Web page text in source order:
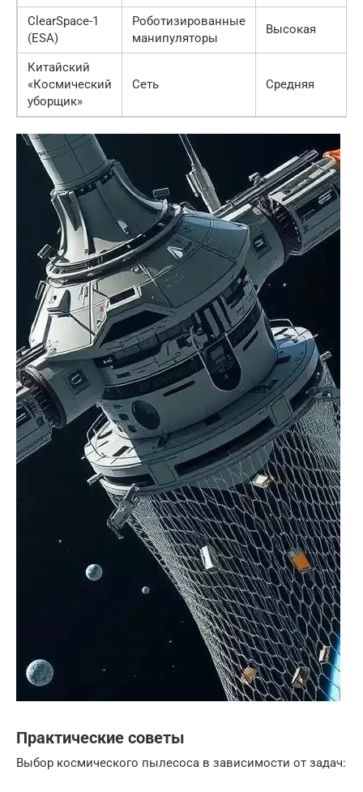
ClearSpace-1
(ESA)
Роботизированные
манипуляторы
Высокая
Китайский
«Космический
уборщик»
Сеть Средняя
Практические советы
Выбор космического пылесоса в зависимости от задач: